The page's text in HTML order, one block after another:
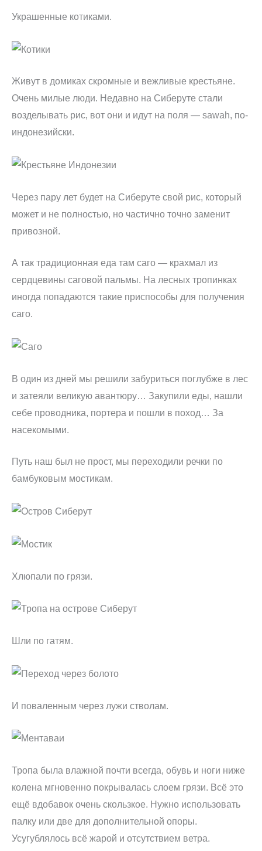
Украшенные котиками.
Живут в домиках скромные и вежливые крестьяне.
Очень милые люди. Недавно на Сиберуте стали
возделывать рис, вот они и идут на поля — sawah, по-
индонезийски.
Через пару лет будет на Сиберуте свой рис, который
может и не полностью, но частично точно заменит
привозной.
А так традиционная еда там саго — крахмал из
сердцевины саговой пальмы. На лесных тропинках
иногда попадаются такие приспособы для получения
саго.
В один из дней мы решили забуриться поглубже в лес
и затеяли великую авантюру… Закупили еды, нашли
себе проводника, портера и пошли в поход… За
насекомыми.
Путь наш был не прост, мы переходили речки по
бамбуковым мостикам.
Хлюпали по грязи.
Шли по гатям.
И поваленным через лужи стволам.
Тропа была влажной почти всегда, обувь и ноги ниже
колена мгновенно покрывалась слоем грязи. Всё это
ещё вдобавок очень скользкое. Нужно использовать
палку или две для дополнительной опоры.
Усугублялось всё жарой и отсутствием ветра.